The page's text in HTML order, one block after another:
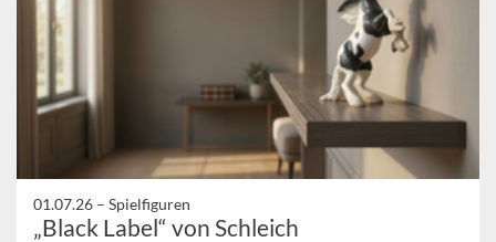
01.07.26 – Spielfiguren
„Black Label“ von Schleich